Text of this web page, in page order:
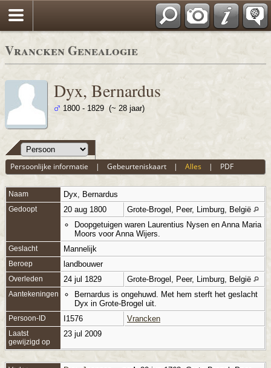
Vrancken Genealogie
Dyx, Bernardus
1800 - 1829 (~ 28 jaar)
Persoonlijke informatie |Gebeurteniskaart |Alles | PDF
Naam Dyx Bernardus
Gedoopt 20 aug 1800
Grote-Brogel, Peer, Limburg, België
Doopgetuigen waren Laurentius Nysen en Anna Maria
Moors voor Anna Wijers.
Geslacht Mannelijk
Beroep landbouwer
Overleden 24 jul 1829 Grote-Brogel, Peer, Limburg, België
Aantekeningen
Bernardus is ongehuwd. Met hem sterft het geslacht
Dyx in Grote-Brogel uit.
Persoon-ID I1576 Vrancken
Laatst
gewijzigd op
23 jul 2009